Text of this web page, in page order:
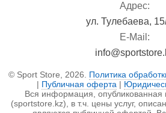
Адрес:
ул. Тулебаева,
E-Mail:
© Sport Store, 2026. Политика
| Публичная оферта |
Вся информация, опубликованная
(sportstore.kz), в т.ч. цены услуг,